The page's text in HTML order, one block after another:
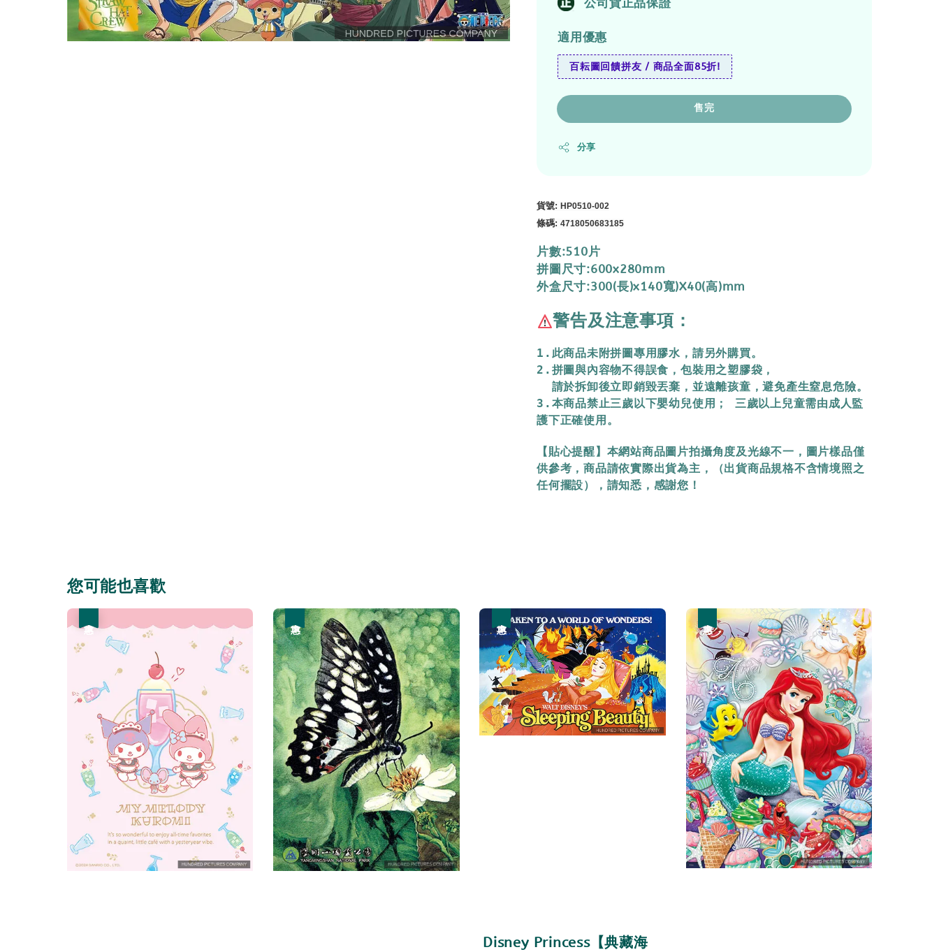
公司貨正品保證
適用優惠
百耘圖回饋拼友 / 商品全面85折!
售完
分享
貨號: HP0510-002
條碼: 4718050683185
片數:510片
拼圖尺寸:600x280mm
外盒尺寸:300(長)x140寬)X40(高)mm
警告及注意事項：
1.此商品未附拼圖專用膠水，請另外購買。
2.拼圖與內容物不得誤食，包裝用之塑膠袋，
  請於拆卸後立即銷毀丟棄，
並遠離孩童，避免產生窒息危險。
3.本商品禁止三歲以下嬰幼兒使用； 三歲以上兒童需由成人監
護下正確使用。
【貼心提醒】本網站商品圖片拍攝角度及光線不一，圖片樣品僅
供參考，商品請依實際出貨為主，（出貨商品規格不含情境照之
任何擺設），請知悉，感謝您！
您可能也喜歡
Disney Princess【典藏海